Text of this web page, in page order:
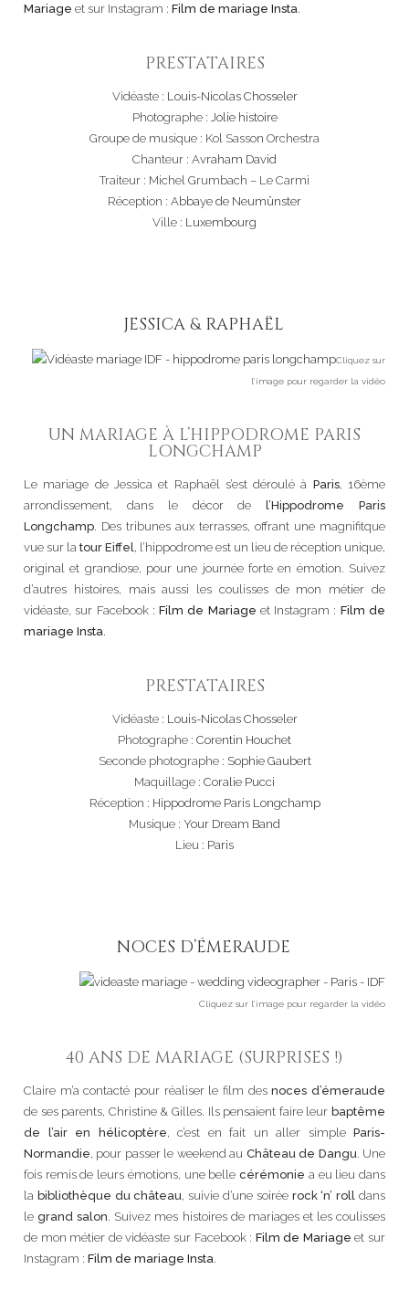
Mariage et sur Instagram : Film de mariage Insta.
PRESTATAIRES
Vidéaste : Louis-Nicolas Chosseler
Photographe : Jolie histoire
Groupe de musique : Kol Sasson Orchestra
Chanteur : Avraham David
Traiteur : Michel Grumbach – Le Carmi
Réception : Abbaye de Neumünster
Ville : Luxembourg
JESSICA & RAPHAËL
Cliquez sur
l’image pour regarder la vidéo
UN MARIAGE À L’HIPPODROME PARIS
LONGCHAMP
Le mariage de Jessica et Raphaël s’est déroulé à Paris, 16ème
arrondissement, dans le décor del’Hippodrome Paris
Longchamp. Des tribunes aux terrasses, offrant une magnifitque
vue sur la tour Eiffel, l’hippodrome est un lieu de réception unique,
original et grandiose, pour une journée forte en émotion. Suivez
d’autres histoires, mais aussi les coulisses de mon métier de
vidéaste, sur Facebook :Film de Mariage et Instagram : Film de
mariage Insta.
PRESTATAIRES
Vidéaste : Louis-Nicolas Chosseler
Photographe : Corentin Houchet
Seconde photographe : Sophie Gaubert
Maquillage : Coralie Pucci
Réception : Hippodrome Paris Longchamp
Musique : Your Dream Band
Lieu : Paris
NOCES D’ÉMERAUDE
Cliquez sur l’image pour regarder la vidéo
40 ANS DE MARIAGE (SURPRISES !)
Claire m’a contacté pour réaliser le film desnoces d’émeraude
de ses parents, Christine & Gilles. Ils pensaient faire leur baptême
de l’air en hélicoptère, c’est en fait un aller simple Paris-
Normandie, pour passer le weekend au Château de Dangu. Une
fois remis de leurs émotions, une bellecérémonie a eu lieu dans
la bibliothèque du château, suivie d’une soirée rock ‘n’ roll dans
legrand salon. Suivez mes histoires de mariages et les coulisses
de mon métier de vidéaste sur Facebook : Film de Mariage et sur
Instagram : Film de mariage Insta.